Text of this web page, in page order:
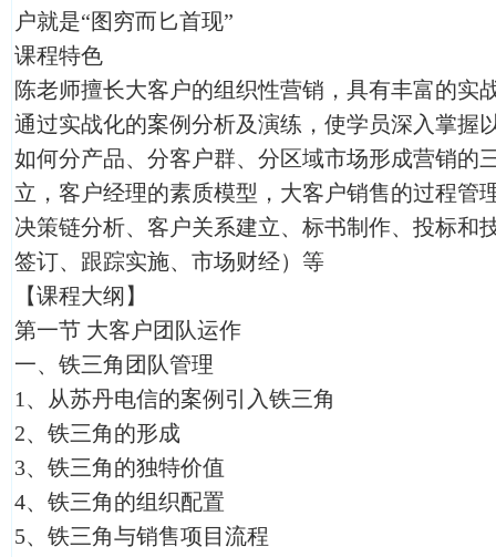
户就是“图穷而匕首现”
课程特色
陈老师擅长大客户的组织性营销，具有丰富的实
通过实战化的案例分析及演练，使学员深入掌
如何分产品、分客户群、分区域市场形成营销的
立，客户经理的素质模型，大客户销售的过程管
决策链分析、客户关系建立、标书制作、投标和
签订、跟踪实施、市场财经）等
【课程大纲】
第一节 大客户团队运作
一、铁三角团队管理
1、从苏丹电信的案例引入铁三角
2、铁三角的形成
3、铁三角的独特价值
4、铁三角的组织配置
5、铁三角与销售项目流程